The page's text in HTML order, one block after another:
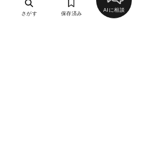
さがす 保存済み
AIに相談